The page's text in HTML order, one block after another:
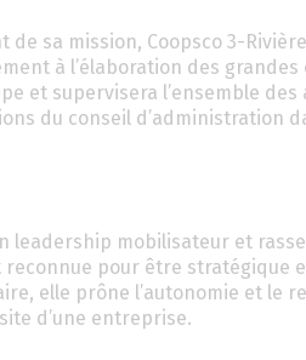
sa mission, Coopsco 3-
à l’élaboration des
et supervisera l’ensemble
du conseil d’administration
leadership mobilisateur et
pour être stratégique
elle prône l’autonomie et le
d’une entreprise.